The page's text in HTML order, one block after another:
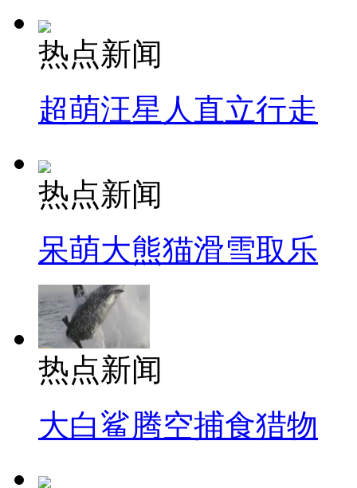
热点新闻
超萌汪星人直立行走
热点新闻
呆萌大熊猫滑雪取乐
热点新闻
大白鲨腾空捕食猎物